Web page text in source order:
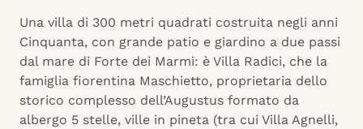
Una villa di 300 metri quadrati costruita negli anni
Cinquanta, con grande patio e giardino a due passi
dal mare di Forte dei Marmi: è Villa Radici, che la
famiglia fiorentina Maschietto, proprietaria dello
storico complesso dell’Augustus formato da
albergo 5 stelle, ville in pineta (tra cui Villa Agnelli,